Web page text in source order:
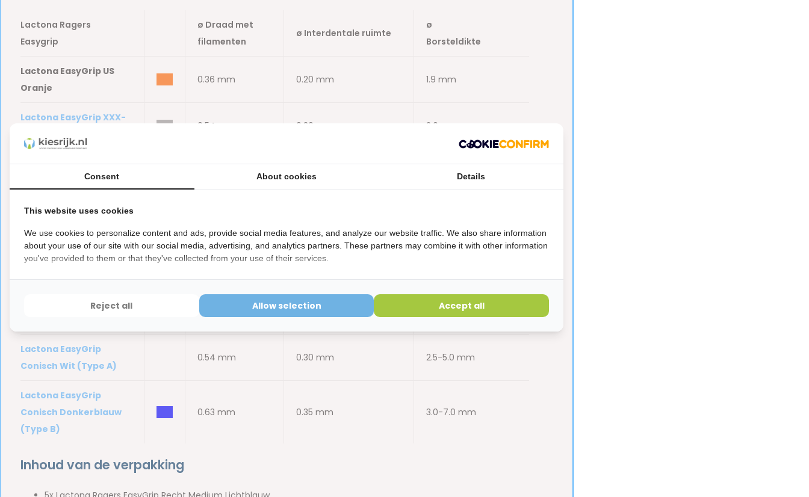
Lactona Ragers
Easygrip
ø Draad met
filamenten
ø Interdentale ruimte
ø
Borsteldikte
Lactona EasyGrip US
Oranje
0.36 mm 0.20 mm 1.9 mm
Lactona EasyGrip XXX-
bbb 0.54 mm 0.30 mm 2.0 mm
Lactona EasyGrip XX-
0.30 mm 2.5 mm
Lactona EasyGrip X-
Small Rood
Lactona EasyGrip Small
bbb 0.63 mm 0.35 mm
Lactona EasyGrip
0.63 mm 0.35 mm 5.0 mm
Lactona EasyGrip
Conisch Wit (Type A)
0.54 mm 0.30 mm 2.5-5.0 mm
Lactona EasyGrip
Conisch Donkerblauw
(Type B)
0.63 mm 0.35 mm 3.0-7.0 mm
Inhoud van de verpakking
Consent About cookies Details
This website uses cookies
We use cookies to personalize content and ads, provide social media features, and analyze our website traffic. We also share information
about your use of our site with our social media, advertising, and analytics partners. These partners may combine it with other information
you've provided to them or that they've collected from your use of their services.
Reject all Allow selection Accept all